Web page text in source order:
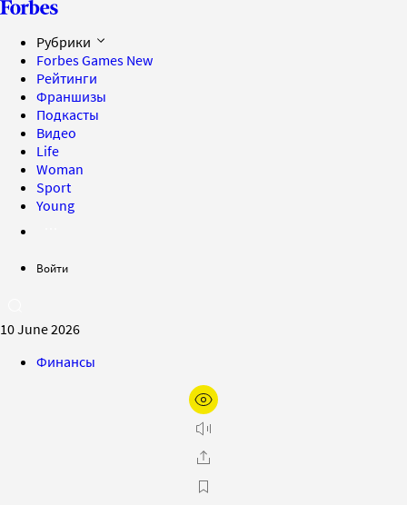
Рубрики
Forbes Games New
Рейтинги
Франшизы
Подкасты
Видео
Life
Woman
Sport
Young
Войти
10 June 2026
Финансы